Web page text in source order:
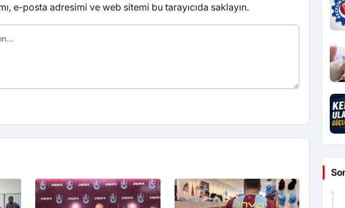
e-posta adresimi ve web sitemi bu tarayıcıda saklayın.